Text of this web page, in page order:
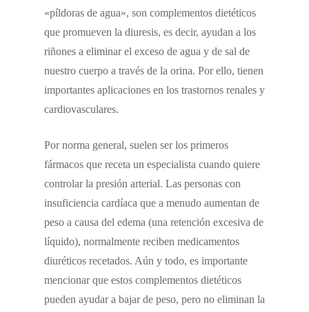
«píldoras de agua», son complementos dietéticos
que promueven la diuresis, es decir, ayudan a los
riñones a eliminar el exceso de agua y de sal de
nuestro cuerpo a través de la orina. Por ello, tienen
importantes aplicaciones en los trastornos renales y
cardiovasculares.
Por norma general, suelen ser los primeros
fármacos que receta un especialista cuando quiere
controlar la presión arterial. Las personas con
insuficiencia cardíaca que a menudo aumentan de
peso a causa del edema (una retención excesiva de
líquido), normalmente reciben medicamentos
diuréticos recetados. Aún y todo, es importante
mencionar que estos complementos dietéticos
pueden ayudar a bajar de peso, pero no eliminan la